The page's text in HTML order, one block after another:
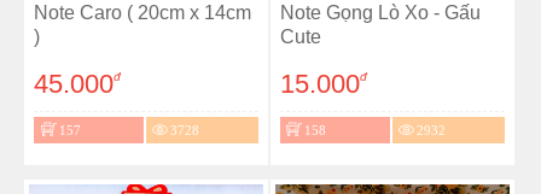
Note Caro ( 20cm x 14cm
)
45.000đ
157 3728
Note Gọng Lò Xo - Gấu
Cute
15.000đ
158 2932